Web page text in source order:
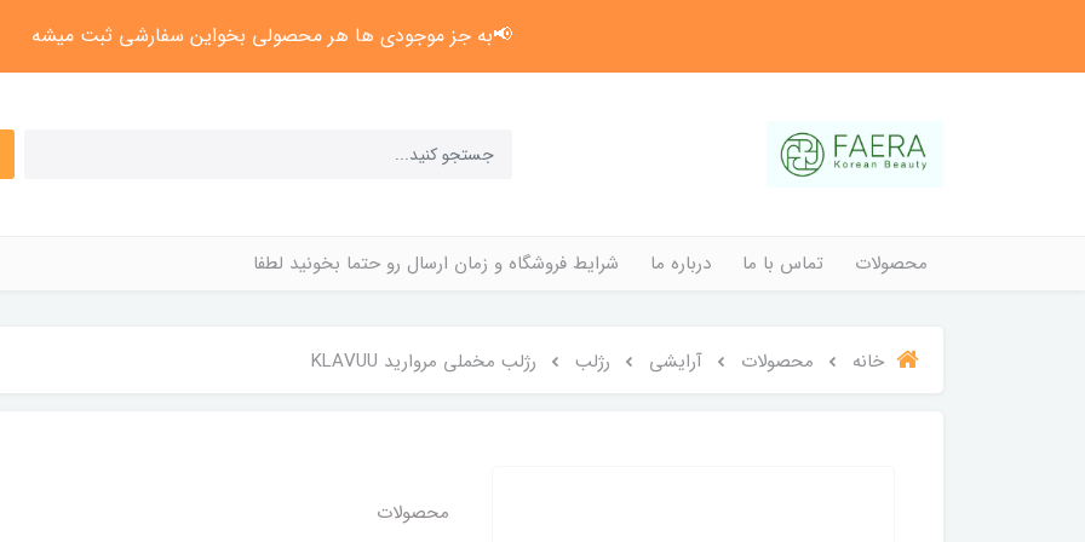
📢به جز موجودی ها هر محصولی بخواین سفارشی ثبت میشه
محصولات تماس با ما درباره ما شرایط فروشگاه و زمان ارسال رو حتما بخونید لطفا
خانه محصولات آرایشی رژلب رژلب مخملی مروارید KLAVUU
محصولات